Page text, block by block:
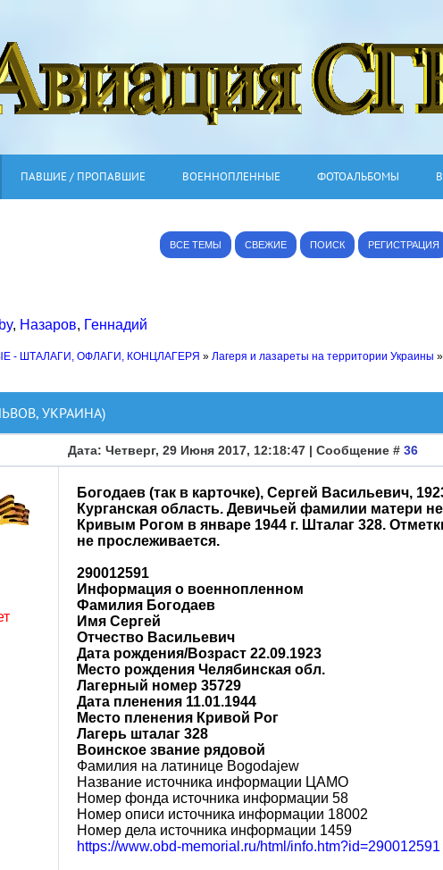
ПАВШИЕ / ПРОПАВШИЕ ВОЕННОПЛЕННЫЕ ФОТОАЛЬБОМЫ
ВСЕ ТЕМЫ СВЕЖИЕ ПОИСК РЕГИСТРАЦИЯ
, Назаров, Геннадий
- ШТАЛАГИ, ОФЛАГИ, КОНЦЛАГЕРЯ » Лагеря и лазареты на территории Украины »
УКРАИНА)
Дата: Четверг, 29 Июня 2017, 12:18:47 | Сообщение # 36
Богодаев (так в карточке), Сергей Васильевич,
Курганская область. Девичьей фамилии матери
Кривым Рогом в январе 1944 г. Шталаг 328.
не прослеживается.
290012591
Информация о военнопленном
Фамилия Богодаев
Имя Сергей
Отчество Васильевич
Дата рождения/Возраст 22.09.1923
Место рождения Челябинская обл.
Лагерный номер 35729
Дата пленения 11.01.1944
Место пленения Кривой Рог
Лагерь шталаг 328
Воинское звание рядовой
Фамилия на латинице Bogodajew
Название источника информации ЦАМО
Номер фонда источника информации 58
Номер описи источника информации 18002
Номер дела источника информации 1459
https://www.obd-memorial.ru/html/info.htm?id=290012591